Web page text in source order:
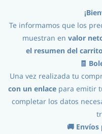
// Kit
Te informamos que los
muestran en valor
el resumen del carrito
🧾
Una vez realizada tu
con un enlace para emitir
completar los datos
🚚